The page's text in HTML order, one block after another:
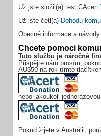
Už jste složil(a) test CAcert
Už jste četl(a) Dohodu
Obecné informace a
Chcete pomoci
Tuto službu je náročné
Přispějte nám prosím,
AU$50 na rok tímto
nebo jakoukoli
Pokud žijete v Austrálii,